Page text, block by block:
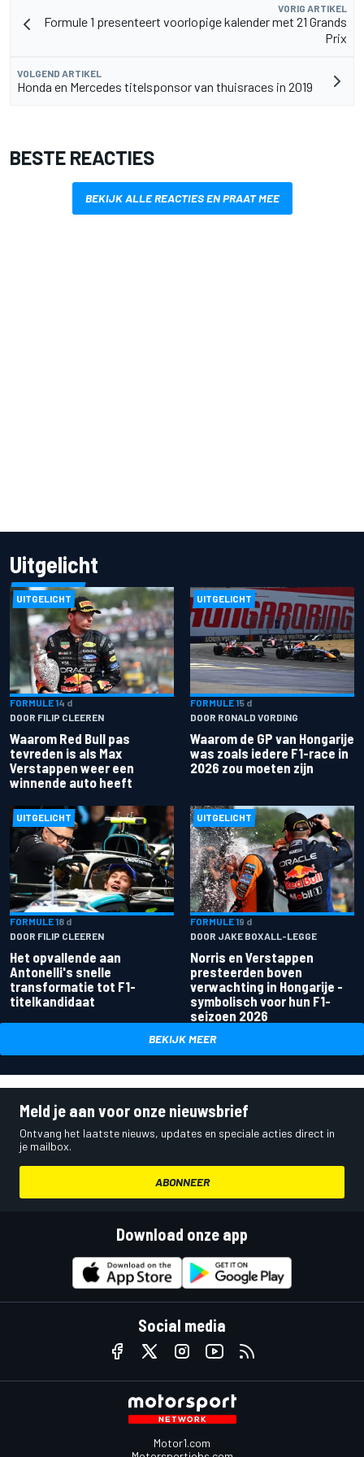
VORIG ARTIKEL
Formule 1 presenteert voorlopige kalender met 21 Grands
Prix
VOLGEND ARTIKEL
Honda en Mercedes titelsponsor van thuisraces in 2019
BESTE REACTIES
BEKIJK ALLE REACTIES EN PRAAT MEE
Uitgelicht
UITGELICHT
FORMULE 14 d
DOOR FILIP CLEEREN
Waarom Red Bull pas
tevreden is als Max
Verstappen weer een
winnende auto heeft
UITGELICHT
FORMULE 15 d
DOOR RONALD VORDING
Waarom de GP van Hongarije
was zoals iedere F1-race in
2026 zou moeten zijn
UITGELICHT
FORMULE 18 d
DOOR FILIP CLEEREN
Het opvallende aan
Antonelli's snelle
transformatie tot F1-
titelkandidaat
UITGELICHT
FORMULE 19 d
DOOR JAKE BOXALL-LEGGE
Norris en Verstappen
presteerden boven
verwachting in Hongarije -
symbolisch voor hun F1-
seizoen 2026
BEKIJK MEER
Meld je aan voor onze nieuwsbrief
Ontvang het laatste nieuws, updates en speciale acties direct in
je mailbox.
ABONNEER
Download onze app
Social media
Motor1.com